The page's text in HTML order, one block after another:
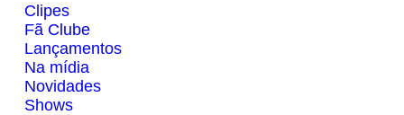
Clipes
Fã Clube
Lançamentos
Na mídia
Novidades
Shows